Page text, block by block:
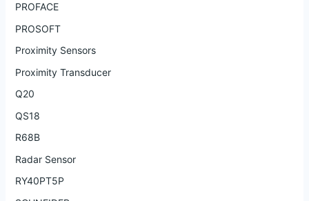
PROFACE
PROSOFT
Proximity Sensors
Proximity Transducer
Q20
QS18
R68B
Radar Sensor
RY40PT5P